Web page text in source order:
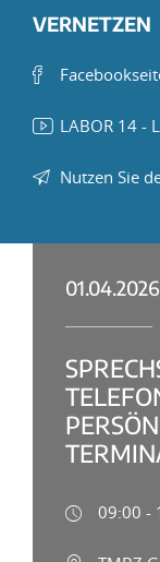
VERNETZEN
LABOR 14 -
Nutzen Sie
01.04.2026
09:00 -